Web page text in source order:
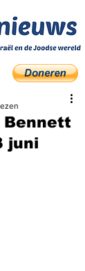
Bennett
juni